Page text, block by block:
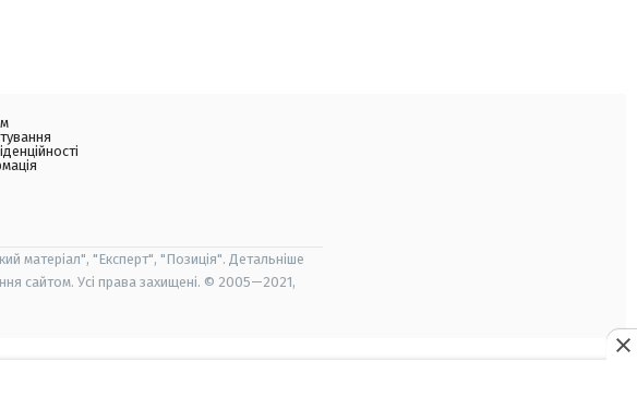
матеріал", "Експерт", "Позиція". Детальніше
сайтом. Усі права захищені. © 2005—2021,